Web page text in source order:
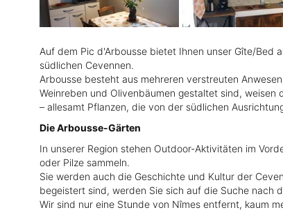
Auf dem Pic d'Arbousse bietet Ihnen unser Gîte/Bed
südlichen Cevennen.
Arbousse besteht aus mehreren verstreuten
Weinreben und Olivenbäumen gestaltet sind,
– allesamt Pflanzen, die von der südlichen
Die Arbousse-Gärten
In unserer Region stehen Outdoor-Aktivitäten im
oder Pilze sammeln.
Sie werden auch die Geschichte und Kultur der
begeistert sind, werden Sie sich auf die Suche nach
Wir sind nur eine Stunde von Nîmes entfernt, kaum